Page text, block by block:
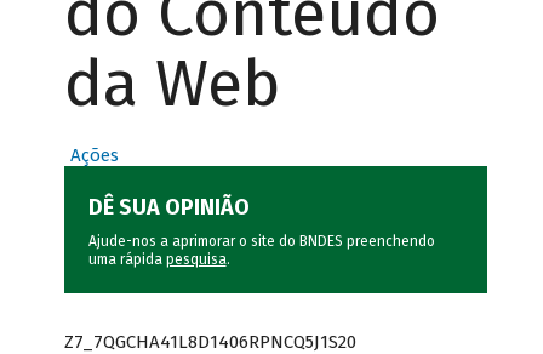
da Web
Ações
DÊ SUA OPINIÃO
Ajude-nos a aprimorar o site do BNDES preenchendo
uma rápida pesquisa.
Z7_7QGCHA41L8D1406RPNCQ5J1S20